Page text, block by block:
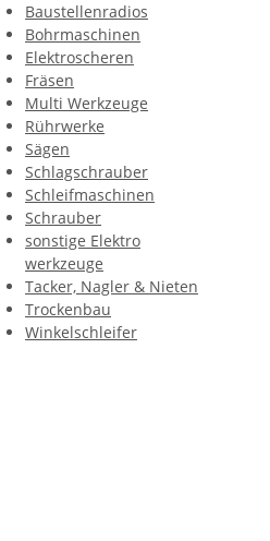
Baustellenradios
Bohrmaschinen
Elektroscheren
Fräsen
Multi Werkzeuge
Rührwerke
Sägen
Schlagschrauber
Schleifmaschinen
Schrauber
sonstige Elektro
werkzeuge
Tacker, Nagler & Nieten
Trockenbau
Winkelschleifer